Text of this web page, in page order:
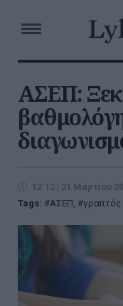
ΑΣΕΠ:
12:12 | 21 Μαρτίου
Tags:
ΑΣΕΠ, γραπτός